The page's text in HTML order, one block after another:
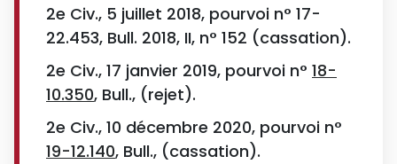
2e Civ., 5 juillet 2018, pourvoi n° 17-
22.453, Bull. 2018, II, n° 152 (cassation).
2e Civ., 17 janvier 2019, pourvoi n° 18-
10.350, Bull., (rejet).
2e Civ., 10 décembre 2020, pourvoi n°
19-12.140, Bull., (cassation).